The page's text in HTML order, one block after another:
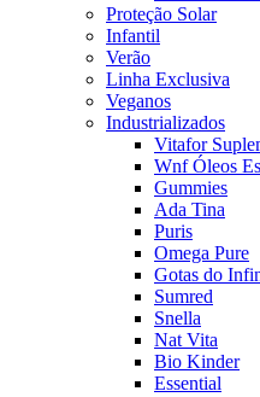
Proteção Solar
Infantil
Verão
Linha Exclusiva
Veganos
Industrializados
Vitafor
Wnf Óleos
Gummies
Ada Tina
Puris
Omega Pure
Gotas do
Sumred
Snella
Nat Vita
Bio Kinder
Essential